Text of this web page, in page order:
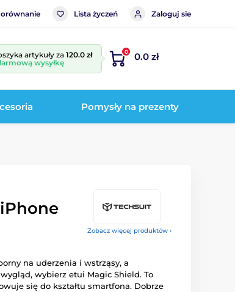
Lista życzeń Zaloguj sie
artykuły za120.0 zł
wysyłkę
0 0.0 zł
Pomysły na prezenty
Zobacz więcej produktów ›
na uderzenia i wstrząsy, a
wybierz etui Magic Shield. To
się do kształtu smartfona. Dobrze